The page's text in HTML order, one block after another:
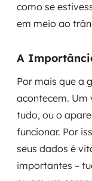
como se
em meio ao
A
Por mais que a
acontecem.
tudo, ou o
funcionar. Por
seus dados é
importantes –